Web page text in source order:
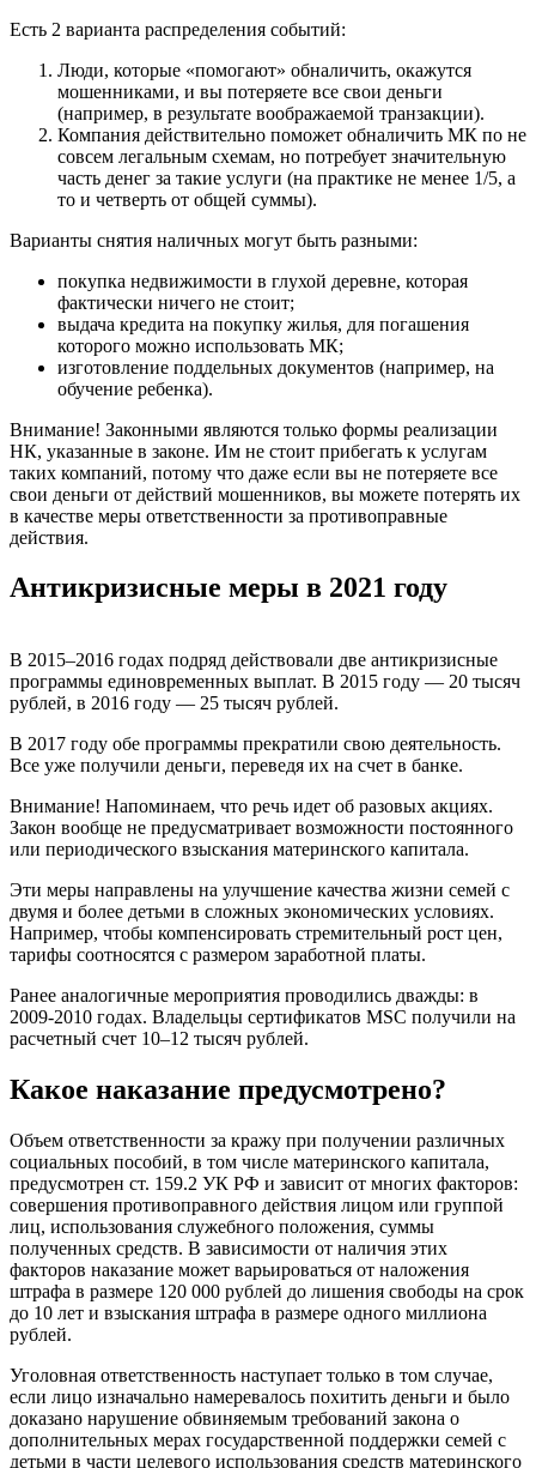
Есть 2 варианта распределения событий:
Люди, которые «помогают» обналичить, окажутся
мошенниками, и вы потеряете все свои деньги
(например, в результате воображаемой транзакции).
Компания действительно поможет обналичить МК по не
совсем легальным схемам, но потребует значительную
часть денег за такие услуги (на практике не менее 1/5, а
то и четверть от общей суммы).
Варианты снятия наличных могут быть разными:
покупка недвижимости в глухой деревне, которая
фактически ничего не стоит;
выдача кредита на покупку жилья, для погашения
которого можно использовать МК;
изготовление поддельных документов (например, на
обучение ребенка).
Внимание! Законными являются только формы реализации
НК, указанные в законе. Им не стоит прибегать к услугам
таких компаний, потому что даже если вы не потеряете все
свои деньги от действий мошенников, вы можете потерять их
в качестве меры ответственности за противоправные
действия.
Антикризисные меры в 2021 году
В 2015–2016 годах подряд действовали две антикризисные
программы единовременных выплат. В 2015 году — 20 тысяч
рублей, в 2016 году — 25 тысяч рублей.
В 2017 году обе программы прекратили свою деятельность.
Все уже получили деньги, переведя их на счет в банке.
Внимание! Напоминаем, что речь идет об разовых акциях.
Закон вообще не предусматривает возможности постоянного
или периодического взыскания материнского капитала.
Эти меры направлены на улучшение качества жизни семей с
двумя и более детьми в сложных экономических условиях.
Например, чтобы компенсировать стремительный рост цен,
тарифы соотносятся с размером заработной платы.
Ранее аналогичные мероприятия проводились дважды: в
2009-2010 годах. Владельцы сертификатов MSC получили на
расчетный счет 10–12 тысяч рублей.
Какое наказание предусмотрено?
Объем ответственности за кражу при получении различных
социальных пособий, в том числе материнского капитала,
предусмотрен ст. 159.2 УК РФ и зависит от многих факторов:
совершения противоправного действия лицом или группой
лиц, использования служебного положения, суммы
полученных средств. В зависимости от наличия этих
факторов наказание может варьироваться от наложения
штрафа в размере 120 000 рублей до лишения свободы на срок
до 10 лет и взыскания штрафа в размере одного миллиона
рублей.
Уголовная ответственность наступает только в том случае,
если лицо изначально намеревалось похитить деньги и было
доказано нарушение обвиняемым требований закона о
дополнительных мерах государственной поддержки семей с
детьми в части целевого использования средств материнского